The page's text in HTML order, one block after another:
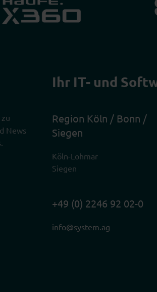
News
Ihr IT- und
Region Köln / Bonn /
Siegen
Köln-Lohmar
Siegen
+49 (0) 2246 92 02-0
info@system.ag